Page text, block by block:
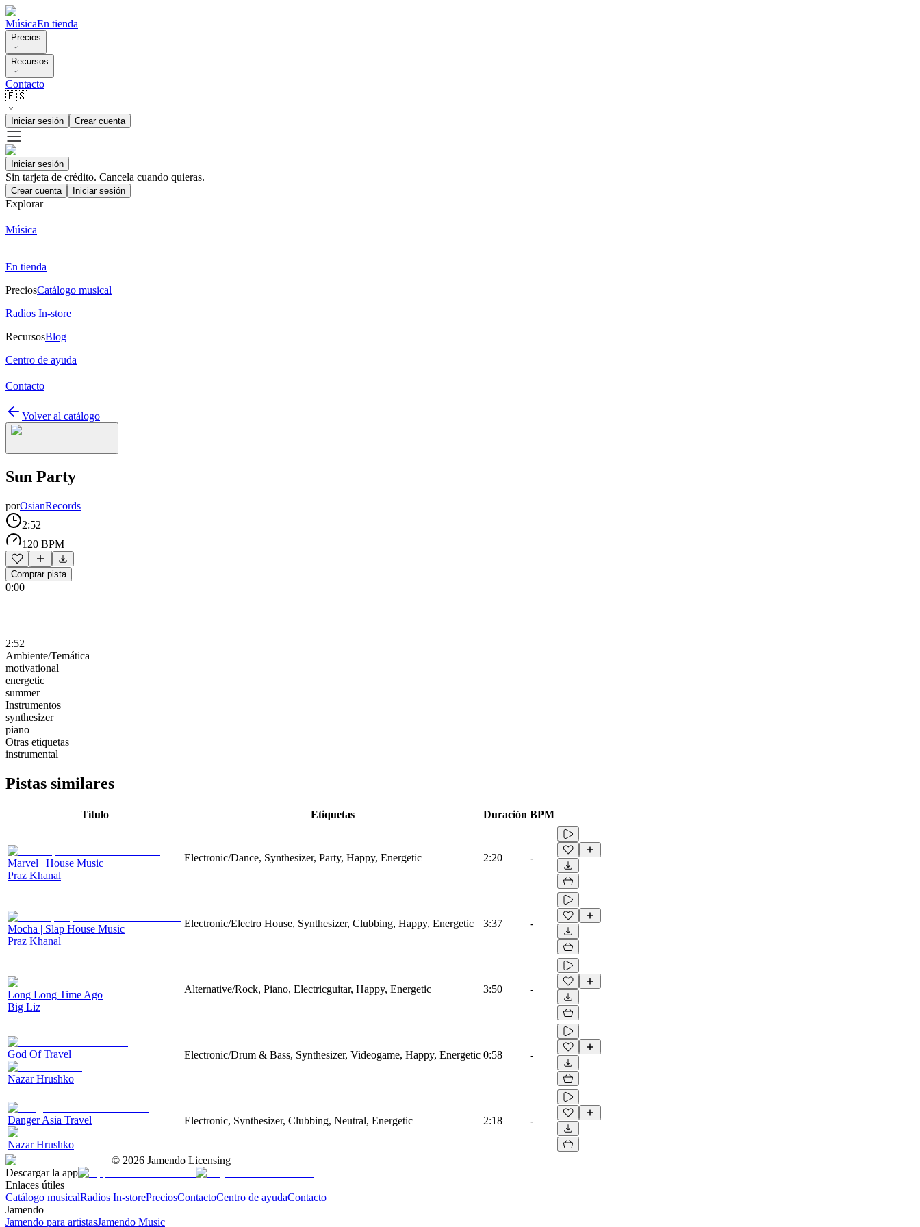
MúsicaEn tienda
Precios
Recursos
Contacto
🇪🇸
Iniciar sesión Crear cuenta
Iniciar sesión
Sin tarjeta de crédito. Cancela cuando quieras.
Crear cuenta Iniciar sesión
Explorar
Música
En tienda
PreciosCatálogo musical
Radios In-store
RecursosBlog
Centro de ayuda
Contacto
Volver al catálogo
Sun Party
porOsianRecords
2:52
120 BPM
Comprar pista
0:00
2:52
Ambiente/Temática
motivational
energetic
summer
Instrumentos
synthesizer
piano
Otras etiquetas
instrumental
Pistas similares
Título Etiquetas Duración BPM
Marvel | House Music
Praz Khanal
Electronic/Dance, Synthesizer, Party, Happy, Energetic 2:20 -
Mocha | Slap House Music
Praz Khanal
Electronic/Electro House, Synthesizer, Clubbing, Happy, Energetic 3:37 -
Long Long Time Ago
Big Liz
Alternative/Rock, Piano, Electricguitar, Happy, Energetic 3:50 -
God Of Travel
Nazar Hrushko
Electronic/Drum & Bass, Synthesizer, Videogame, Happy, Energetic 0:58 -
Danger Asia Travel
Nazar Hrushko
Electronic, Synthesizer, Clubbing, Neutral, Energetic 2:18 -
© 2026 Jamendo Licensing
Descargar la app
Enlaces útiles
Catálogo musicalRadios In-storePreciosContactoCentro de ayudaContacto
Jamendo
Jamendo para artistasJamendo Music